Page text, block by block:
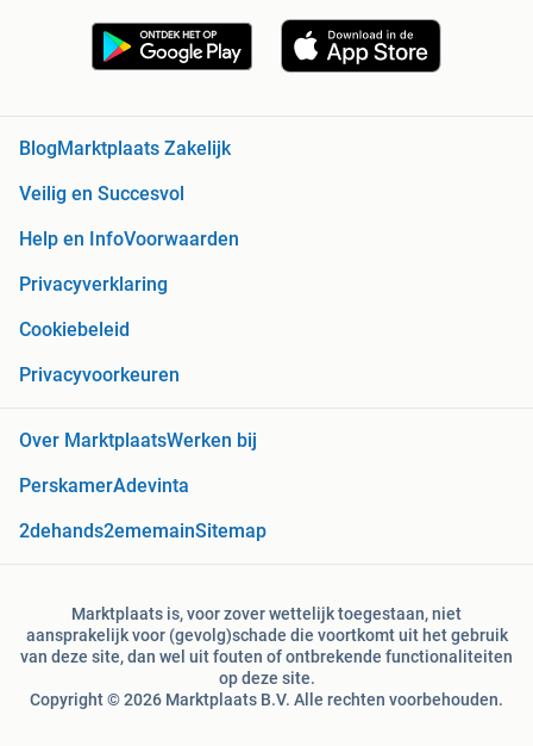
BlogMarktplaats Zakelijk
Veilig en Succesvol
Help en InfoVoorwaarden
Privacyverklaring
Cookiebeleid
Privacyvoorkeuren
Over MarktplaatsWerken bij
PerskamerAdevinta
2dehands2ememainSitemap
Marktplaats is, voor zover wettelijk toegestaan, niet
aansprakelijk voor (gevolg)schade die voortkomt uit het gebruik
van deze site, dan wel uit fouten of ontbrekende functionaliteiten
op deze site.
Copyright © 2026 Marktplaats B.V. Alle rechten voorbehouden.